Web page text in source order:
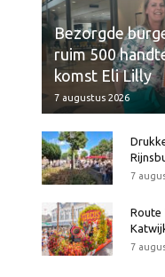
Bezorgde
ruim 500
komst Eli Lilly
7 augustus 2026
7
Route
7